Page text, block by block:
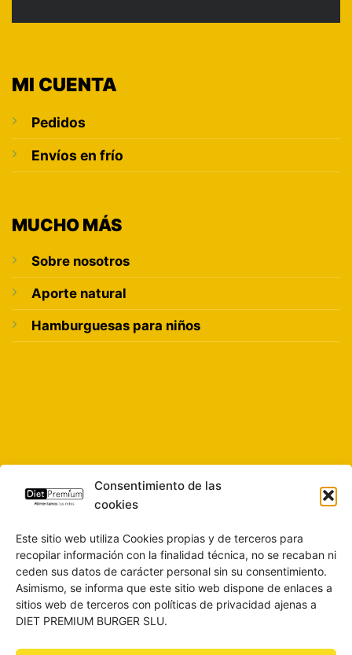
Consentimiento de las
cookies
Este sitio web utiliza Cookies propias y de terceros para
recopilar información con la finalidad técnica, no se recaban ni
ceden sus datos de carácter personal sin su consentimiento.
Asimismo, se informa que este sitio web dispone de enlaces a
sitios web de terceros con políticas de privacidad ajenas a
DIET PREMIUM BURGER SLU.
MI CUENTA
Pedidos
Envíos en frío
MUCHO MÁS
Sobre nosotros
Aporte natural
Hamburguesas para niños